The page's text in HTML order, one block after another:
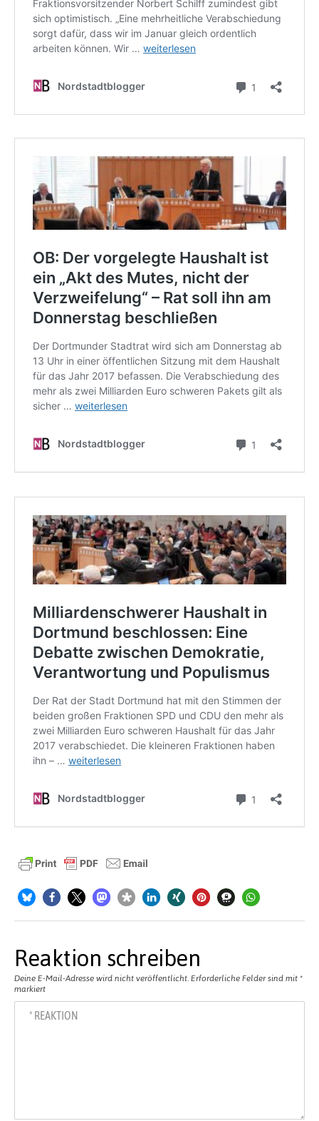
Reaktion schreiben
Deine E-Mail-Adresse wird nicht veröffentlicht. Erforderliche Felder sind mit *
markiert